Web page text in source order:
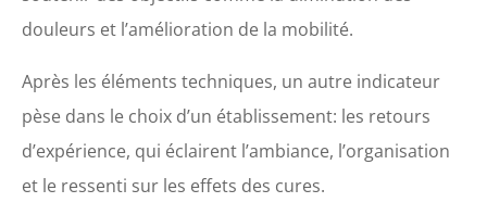
douleurs et l’amélioration de la mobilité.
Après les éléments techniques, un autre indicateur
pèse dans le choix d’un établissement: les retours
d’expérience, qui éclairent l’ambiance, l’organisation
et le ressenti sur les effets des cures.